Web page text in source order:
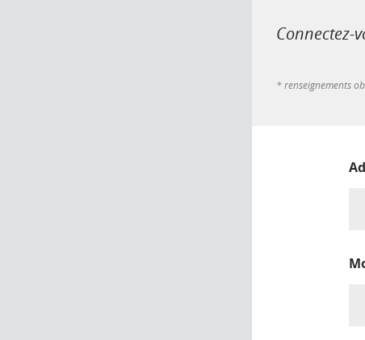
Connectez-
* renseignements